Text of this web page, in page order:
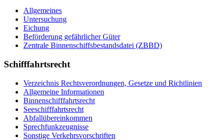
All­ge­mei­nes
Un­ter­su­chung
Ei­chung
Be­för­de­rung ge­fähr­li­cher Gü­ter
Zen­tra­le Bin­nen­schiffs­be­stands­da­tei (ZBBD)
Schifffahrtsrecht
Ver­zeich­nis Rechts­ver­ord­nun­gen, Ge­set­ze und Richt­li­ni­en
All­ge­mei­ne In­for­ma­tio­nen
Bin­nen­schiff­fahrts­recht
See­schiff­fahrts­recht
Ab­fall­über­ein­kom­men
Sprech­funk­zeug­nis­se
Sons­ti­ge Ver­kehrs­vor­schrif­ten